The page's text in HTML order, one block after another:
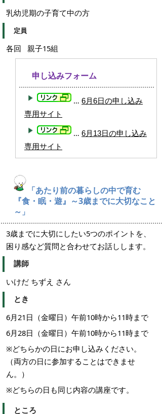
乳幼児期の子育て中の方
定員
各回 親子15組
申し込みフォーム
… 6月6日の申し込み
専用サイト
… 6月13日の申し込み
専用サイト
「あたり前の暮らしの中で育む
『食・眠・遊』～3歳までに大切なこと
～ 」
3歳までに大切にしたい5つのポイントを、
困り感など質問と合わせてお話しします。
講師
いけだ ちずえ さん
とき
6月21日（金曜日）午前10時から11時まで
6月28日（金曜日）午前10時から11時まで
※どちらかの日にお申し込みください。
（両方の日に参加することはできませ
ん。）
※どちらの日も同じ内容の講座です。
ところ